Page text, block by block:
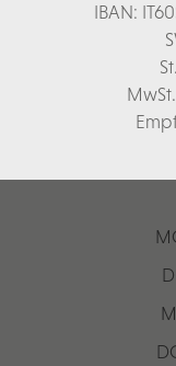
IBAN: